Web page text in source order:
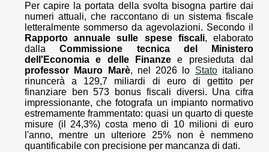
Per capire la portata della svolta bisogna partire dai
numeri attuali, che raccontano di un sistema fiscale
letteralmente sommerso da agevolazioni. Secondo il
Rapporto annuale sulle spese fiscali, elaborato
dallaCommissione tecnica del Ministero
dell'Economia e delle Finanze e presieduta dal
professor Mauro Marè, nel 2026 lo Statoitaliano
rinuncerà a 129,7 miliardi di euro di gettito per
finanziare ben 573 bonus fiscali diversi. Una cifra
impressionante, che fotografa un impianto normativo
estremamente frammentato: quasi un quarto di queste
misure (il 24,3%) costa meno di 10 milioni di euro
l'anno, mentre un ulteriore 25% non è nemmeno
quantificabile con precisione per mancanza di dati.